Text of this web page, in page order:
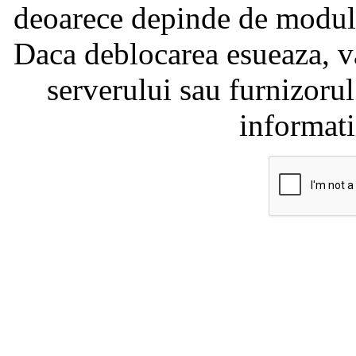
deoarece depinde de
Daca deblocarea
serverului sau